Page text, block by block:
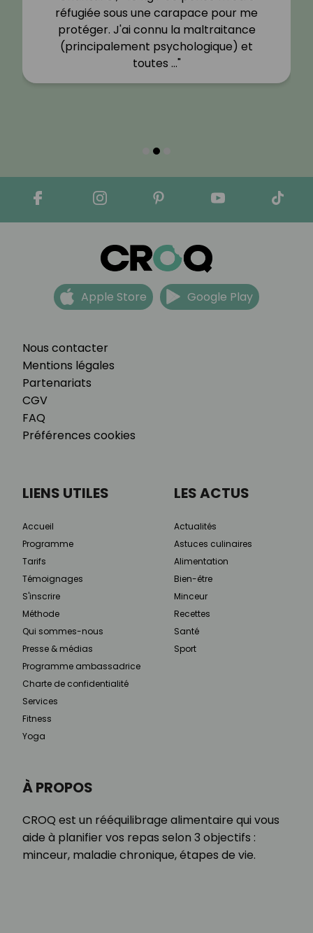
réfugiée sous une carapace pour me
protéger. J'ai connu la maltraitance
(principalement psychologique) et
toutes …"
Nous contacter
Mentions légales
Partenariats
CGV
FAQ
Préférences cookies
Apple Store Google Play
À PROPOS
CROQ est un rééquilibrage alimentaire qui vous
aide à planifier vos repas selon 3 objectifs :
minceur, maladie chronique, étapes de vie.
LIENS UTILES
Accueil
Programme
Tarifs
Témoignages
S'inscrire
Méthode
Qui sommes-nous
Presse & médias
Programme ambassadrice
Charte de confidentialité
Services
Fitness
Yoga
LES ACTUS
Actualités
Astuces culinaires
Alimentation
Bien-être
Minceur
Recettes
Santé
Sport